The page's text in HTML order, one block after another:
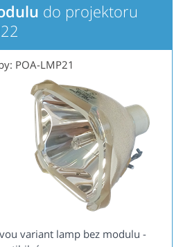
do projektoru
POA-LMP21
variant lamp bez modulu -